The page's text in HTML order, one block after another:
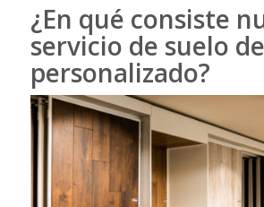
¿En qué consiste
servicio de suelo
personalizado?